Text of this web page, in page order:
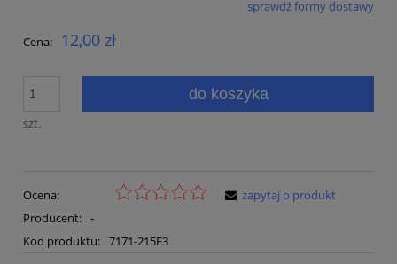
Cena nie zawiera ewentualnych kosztów płatnościsprawdź formy dostawy
Cena: 12,00 zł
szt.
do koszyka
Ocena:
Producent: -
Kod produktu: 7171-215E3
zapytaj o produkt